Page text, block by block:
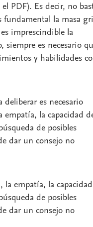
PDF). Es decir, no
fundamental la masa
imprescindible la
siempre es necesario
y habilidades
es necesario
empatía, la capacidad
de posibles
dar un consejo no
la empatía, la
de posibles
dar un consejo no